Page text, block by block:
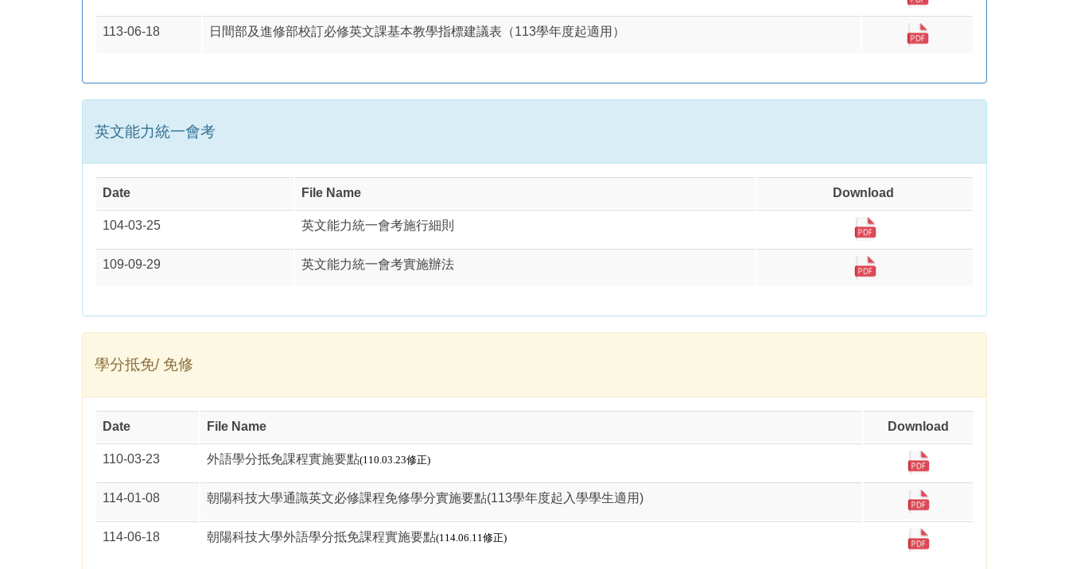
113-06-18 日間部及進修部校訂必修英文課基本教學指標建議表（113學年度起適用）
英文能力統一會考
Date File Name Download
104-03-25 英文能力統一會考施行細則
109-09-29 英文能力統一會考實施辦法
學分抵免/ 免修
Date File Name Download
110-03-23 外語學分抵免課程實施要點(110.03.23修正)
114-01-08 朝陽科技大學通識英文必修課程免修學分實施要點(113學年度起入學學生適用)
114-06-18 朝陽科技大學外語學分抵免課程實施要點(114.06.11修正)